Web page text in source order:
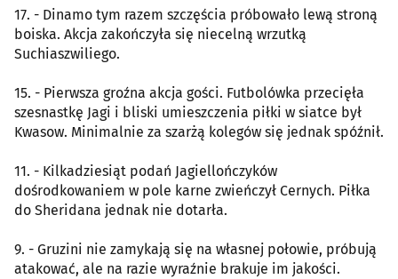
17. - Dinamo tym razem szczęścia próbowało lewą stroną
boiska. Akcja zakończyła się niecelną wrzutką
Suchiaszwiliego.
15. - Pierwsza groźna akcja gości. Futbolówka przecięła
szesnastkę Jagi i bliski umieszczenia piłki w siatce był
Kwasow. Minimalnie za szarżą kolegów się jednak spóźnił.
11. - Kilkadziesiąt podań Jagiellończyków
dośrodkowaniem w pole karne zwieńczył Cernych. Piłka
do Sheridana jednak nie dotarła.
9. - Gruzini nie zamykają się na własnej połowie, próbują
atakować, ale na razie wyraźnie brakuje im jakości.